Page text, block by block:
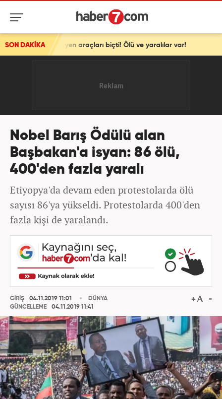
SON DAKİKA
bekleyen araçları biçti! Ölü ve yaralılar var!
Nobel Barış Ödülü alan
Başbakan'a isyan: 86 ölü,
400'den fazla yaralı
Etiyopya'da devam eden protestolarda ölü
sayısı 86'ya yükseldi. Protestolarda 400'den
fazla kişi de yaralandı.
GİRİŞ
04.11.2019 11:01
GÜNCELLEME
04.11.2019 11:41
DÜNYA